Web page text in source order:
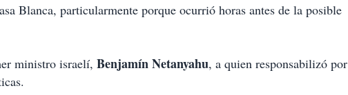
Blanca, particularmente porque ocurrió horas antes de la posible
ministro israelí, Benjamín Netanyahu, a quien responsabilizó por